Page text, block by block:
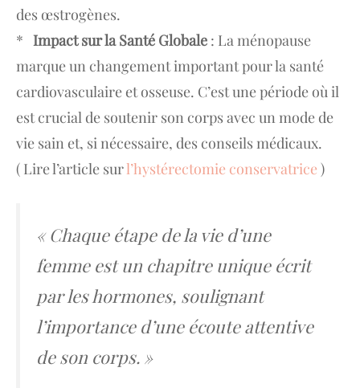
des œstrogènes.
* Impact sur la Santé Globale : La ménopause
marque un changement important pour la santé
cardiovasculaire et osseuse. C’est une période où il
est crucial de soutenir son corps avec un mode de
vie sain et, si nécessaire, des conseils médicaux.
( Lire l’article surl’hystérectomie conservatrice )
« Chaque étape de la vie d’une
femme est un chapitre unique écrit
par les hormones, soulignant
l’importance d’une écoute attentive
de son corps. »